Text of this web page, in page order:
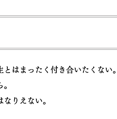
はまったく付き合いたくない。
りえない。
はまったく付き合いたくない。
りえない。